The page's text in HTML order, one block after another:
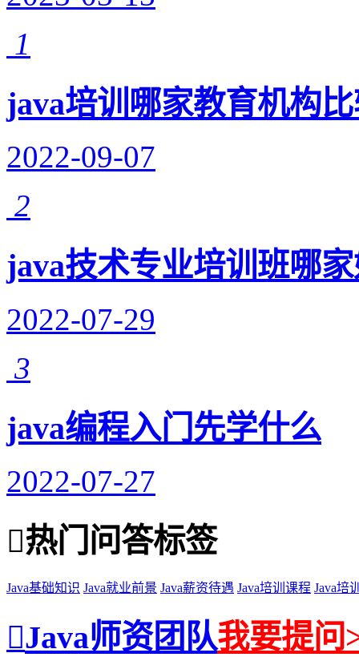
1
java培训哪家教育机构
2022-09-07
2
java技术专业培训班哪
2022-07-29
3
java编程入门先学什么
2022-07-27
热门问答标签
Java基础知识 Java就业前景 Java薪资待遇 Java培训课程 Java培
Java师资团队我要提问